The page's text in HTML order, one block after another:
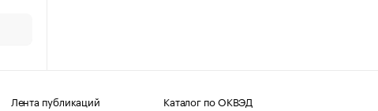
Лента публикаций
Каталог по ОКВЭД